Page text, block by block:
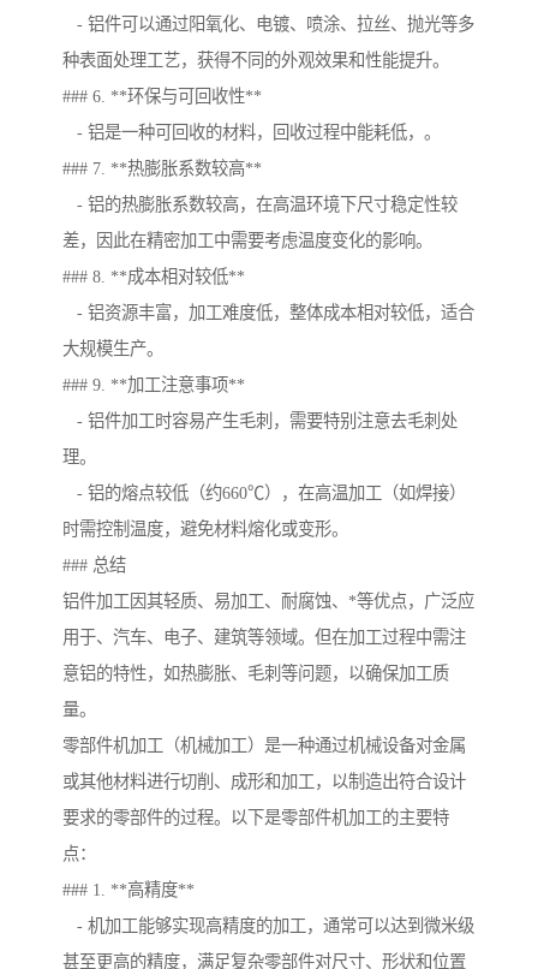
- 铝件可以通过阳氧化、电镀、喷涂、拉丝、抛光等多
种表面处理工艺，获得不同的外观效果和性能提升。
### 6. **环保与可回收性**
- 铝是一种可回收的材料，回收过程中能耗低，。
### 7. **热膨胀系数较高**
- 铝的热膨胀系数较高，在高温环境下尺寸稳定性较
差，因此在精密加工中需要考虑温度变化的影响。
### 8. **成本相对较低**
- 铝资源丰富，加工难度低，整体成本相对较低，适合
大规模生产。
### 9. **加工注意事项**
- 铝件加工时容易产生毛刺，需要特别注意去毛刺处
理。
- 铝的熔点较低（约660℃），在高温加工（如焊接）
时需控制温度，避免材料熔化或变形。
### 总结
铝件加工因其轻质、易加工、耐腐蚀、*等优点，广泛应
用于、汽车、电子、建筑等领域。但在加工过程中需注
意铝的特性，如热膨胀、毛刺等问题，以确保加工质
量。
零部件机加工（机械加工）是一种通过机械设备对金属
或其他材料进行切削、成形和加工，以制造出符合设计
要求的零部件的过程。以下是零部件机加工的主要特
点：
### 1. **高精度**
- 机加工能够实现高精度的加工，通常可以达到微米级
甚至更高的精度，满足复杂零部件对尺寸、形状和位置